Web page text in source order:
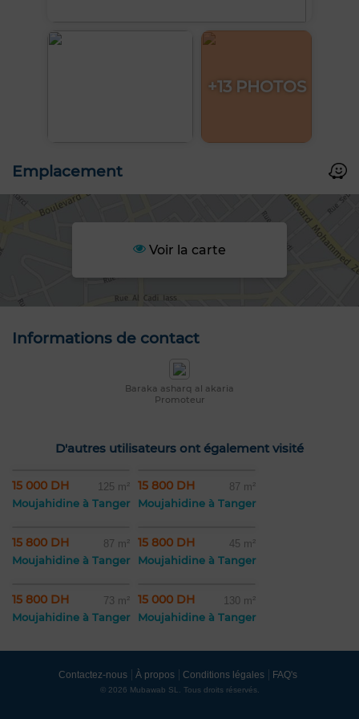
+13 PHOTOS
Emplacement
Voir la carte
Informations de contact
Baraka asharq al akaria
Promoteur
D'autres utilisateurs ont également visité
15 000 DH 125 m²
Moujahidine à Tanger
15 800 DH 87 m²
Moujahidine à Tanger
15 800 DH 87 m²
Moujahidine à Tanger
15 800 DH 45 m²
Moujahidine à Tanger
15 800 DH 73 m²
Moujahidine à Tanger
15 000 DH 130 m²
Moujahidine à Tanger
Contactez-nous À propos Conditions légales FAQ's
© 2026 Mubawab SL. Tous droits réservés.